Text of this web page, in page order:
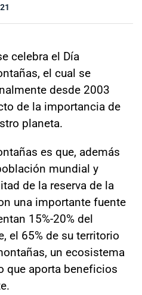
celebra el Día
el cual se
desde 2003
de la importancia de
planeta.
es que, además
mundial y
de la reserva de la
una importante fuente
15%-20% del
el 65% de su territorio
un ecosistema
que aporta beneficios